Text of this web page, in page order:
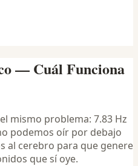
— Cuál Funciona
mismo problema: 7.83 Hz
podemos oír por debajo
al cerebro para que genere
que sí oye.